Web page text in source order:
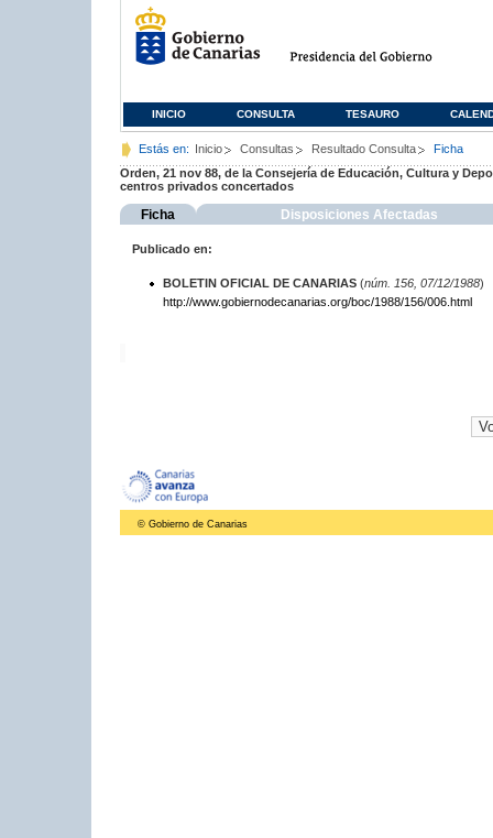
INICIO CONSULTA TESAURO
Estás en: Inicio Consultas Resultado Consulta
Ficha
Orden, 21 nov 88, de la Consejería de Educación, Cultura y
centros privados concertados
Ficha Disposiciones Afectadas
Publicado en:
BOLETIN OFICIAL DE CANARIAS(núm. 156, 07/12/1988)
http://www.gobiernodecanarias.org/boc/1988/156/006.html
© Gobierno de Canarias